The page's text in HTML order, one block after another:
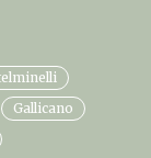
Gallicano